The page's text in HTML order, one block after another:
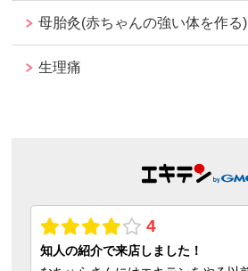
母胎灸(赤ちゃんの強い体を作る)
生理痛